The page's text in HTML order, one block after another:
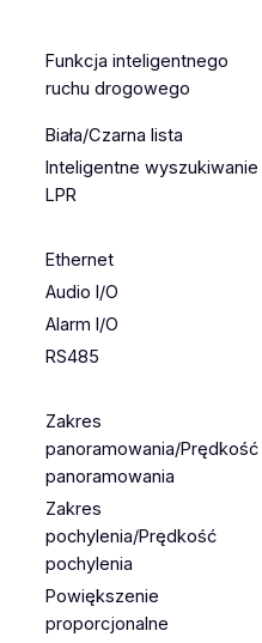
Funkcja inteligentnego
ruchu drogowego
Biała/Czarna lista
Inteligentne wyszukiwanie
LPR
Ethernet
Audio I/O
Alarm I/O
RS485
Zakres
panoramowania/Prędkość
panoramowania
Zakres
pochylenia/Prędkość
pochylenia
Powiększenie
proporcjonalne